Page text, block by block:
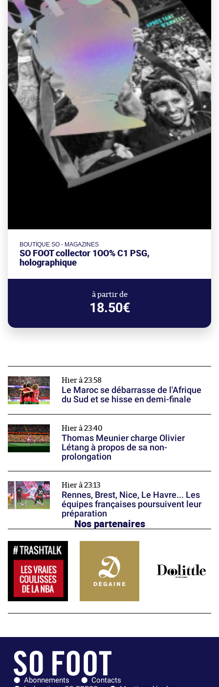
BOUTIQUE SO - MAGAZINES
SO FOOT collector 1OO% C1 PSG,
holographique
à partir de
18.50€
Hier à 23:58
Le Maroc se débarrasse de l'Afrique
du Sud et se hisse en demi-finale
Hier à 23:40
Thomas Meunier charge Olivier
Létang à propos de sa non-
prolongation
Hier à 23:13
Rennes, Brest, Nice, Le Havre... Les
équipes françaises poursuivent leur
préparation
Nos partenaires
Abonnements
Contacts